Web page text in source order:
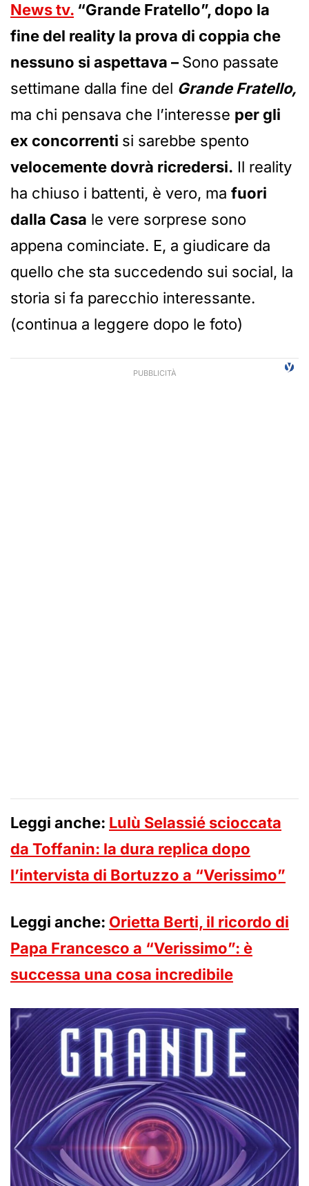
News tv. “Grande Fratello”, dopo la
fine del reality la prova di coppia che
nessuno si aspettava – Sono passate
settimane dalla fine del Grande Fratello,
ma chi pensava che l’interesse per gli
ex concorrenti si sarebbe spento
velocemente dovrà ricredersi. Il reality
ha chiuso i battenti, è vero, ma fuori
dalla Casa le vere sorprese sono
appena cominciate. E, a giudicare da
quello che sta succedendo sui social, la
storia si fa parecchio interessante.
(continua a leggere dopo le foto)
Leggi anche: Lulù Selassié scioccata
da Toffanin: la dura replica dopo
l’intervista di Bortuzzo a “Verissimo”
Leggi anche: Orietta Berti, il ricordo di
Papa Francesco a “Verissimo”: è
successa una cosa incredibile